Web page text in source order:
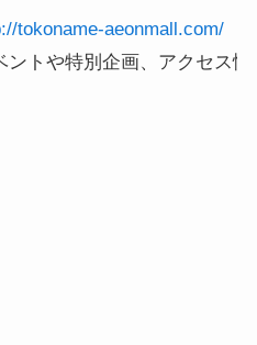
tokoname-aeonmall.com/
ントや特別企画、アクセス